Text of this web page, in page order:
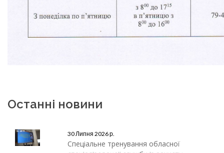
Останні новини
30 Липня 2026 р.
Спеціальне тренування обласної